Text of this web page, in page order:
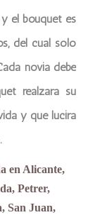
el bouquet es
del cual sólo
novia debe
realzará su
y que lucirá
en Alicante,
Petrer,
San Juan,